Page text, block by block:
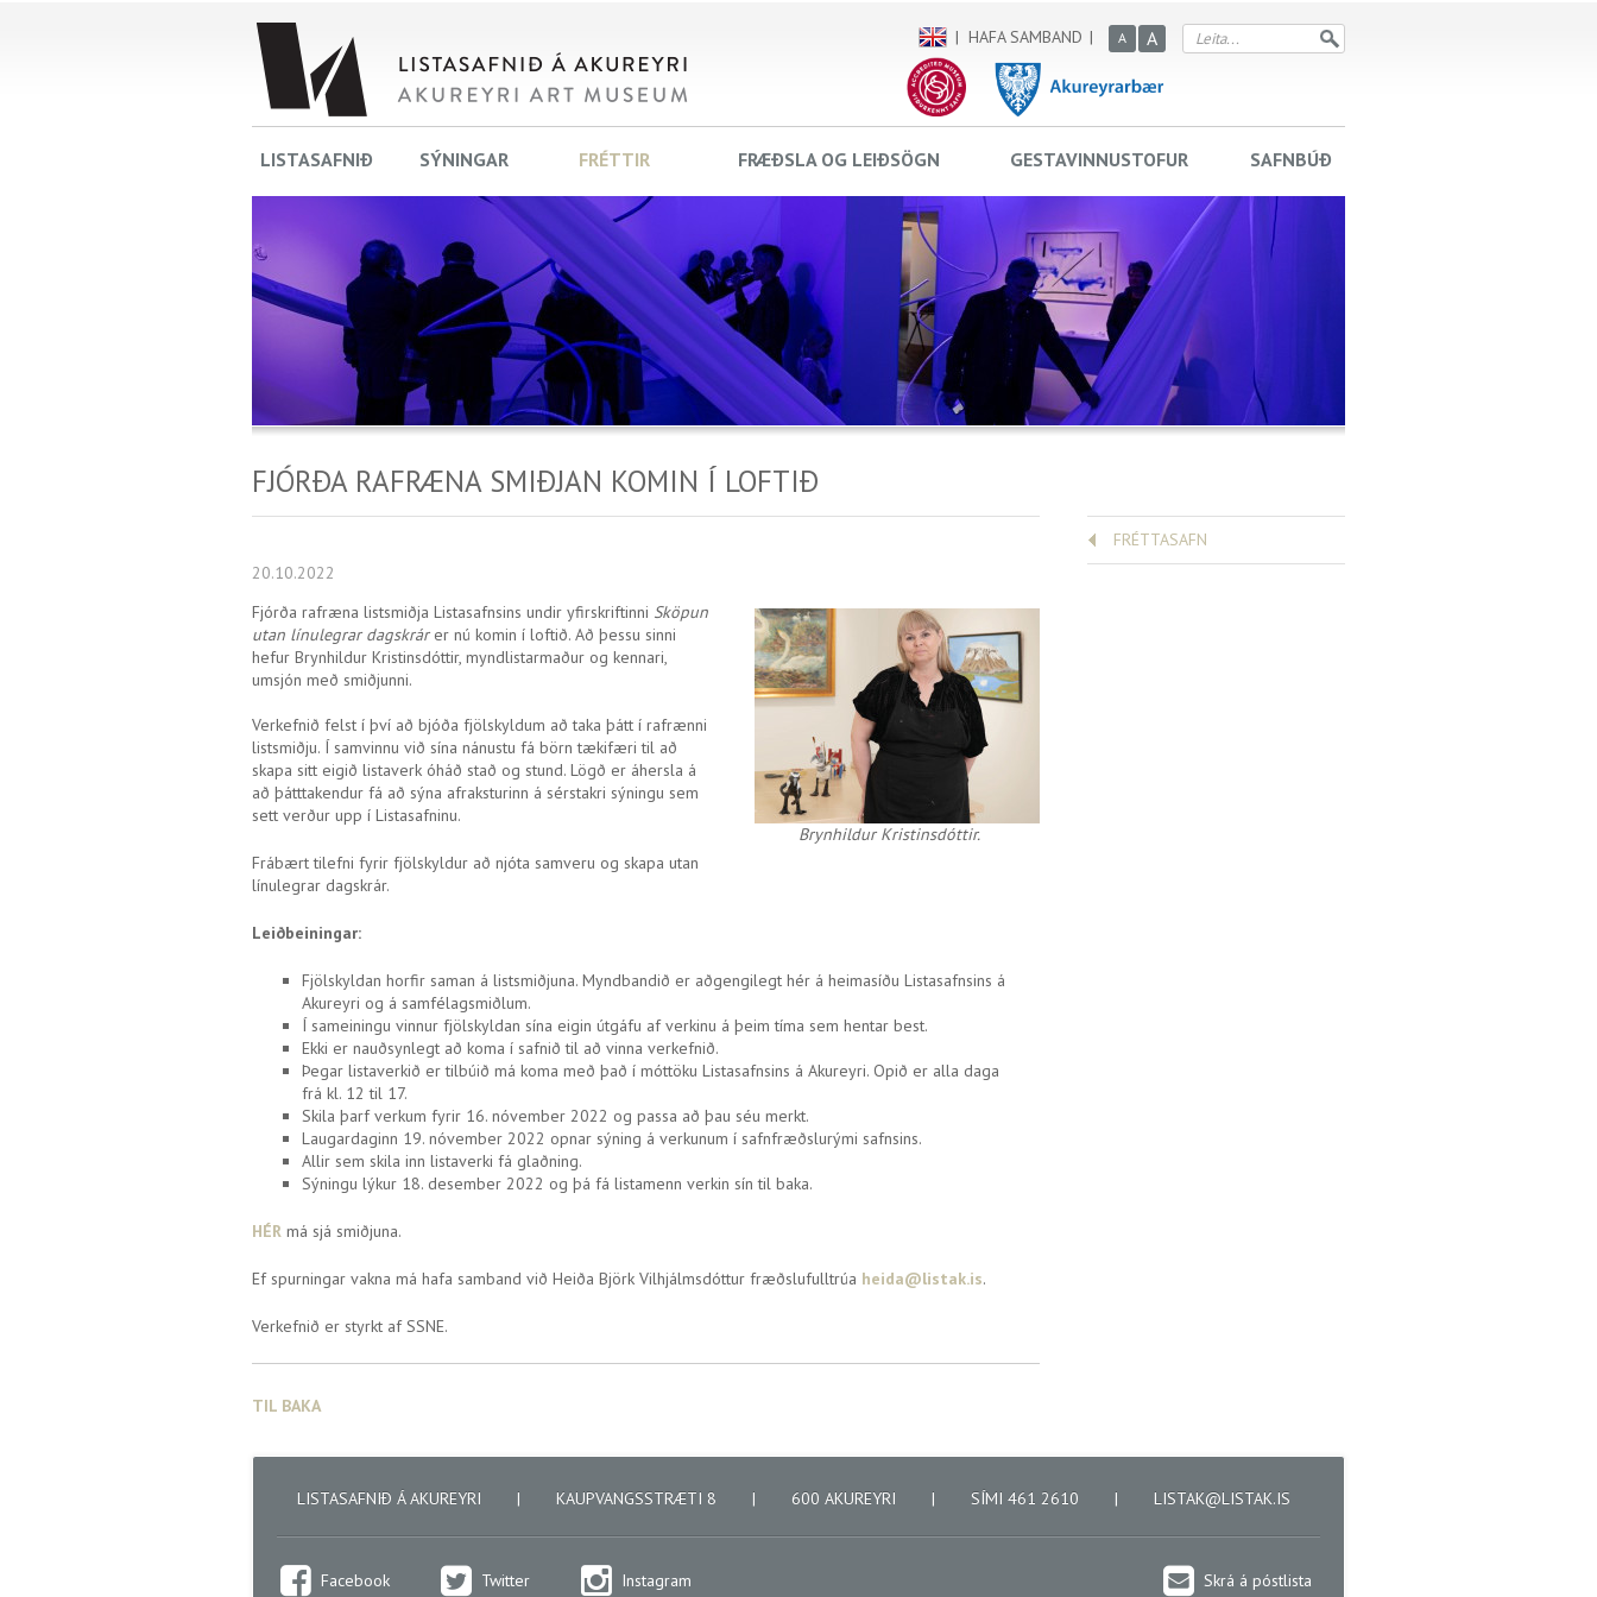
FJÓRÐA RAFRÆNA SMIÐJAN KOMIN Í LOFTIÐ
20.10.2022
Brynhildur Kristinsdóttir.
Fjórða rafræna listsmiðja Listasafnsins undir yfirskriftinni Sköpun
utan línulegrar dagskrárer nú komin í loftið. Að þessu sinni
hefur Brynhildur Kristinsdóttir, myndlistarmaður og kennari,
umsjón með smiðjunni.
Verkefnið felst í því að bjóða fjölskyldum að taka þátt í rafrænni
listsmiðju. Í samvinnu við sína nánustu fá börn tækifæri til að
skapa sitt eigið listaverk óháð stað og stund. Lögð er áhersla á
að þátttakendur fá að sýna afraksturinn á sérstakri sýningu sem
sett verður upp í Listasafninu.
Frábært tilefni fyrir fjölskyldur að njóta samveru og skapa utan
línulegrar dagskrár.
Leiðbeiningar:
Fjölskyldan horfir saman á listsmiðjuna. Myndbandið er aðgengilegt hér á heimasíðu Listasafnsins á
Akureyri og á samfélagsmiðlum.
Í sameiningu vinnur fjölskyldan sína eigin útgáfu af verkinu á þeim tíma sem hentar best.
Ekki er nauðsynlegt að koma í safnið til að vinna verkefnið.
Þegar listaverkið er tilbúið má koma með það í móttöku Listasafnsins á Akureyri. Opið er alla daga
frá kl. 12 til 17.
Skila þarf verkum fyrir 16. nóvember 2022 og passa að þau séu merkt.
Laugardaginn 19. nóvember 2022 opnar sýning á verkunum í safnfræðslurými safnsins.
Allir sem skila inn listaverki fá glaðning.
Sýningu lýkur 18. desember 2022 og þá fá listamenn verkin sín til baka.
HÉR má sjá smiðjuna.
Ef spurningar vakna má hafa samband við Heiða Björk Vilhjálmsdóttur fræðslufulltrúa heida@listak.is.
Verkefnið er styrkt af SSNE.
TIL BAKA
LISTASAFNIÐ SÝNINGAR FRÉTTIR FRÆÐSLA OG LEIÐSÖGN GESTAVINNUSTOFUR SAFNBÚÐ
FRÉTTASAFN
A A
HAFA SAMBAND
LISTASAFNIÐ Á AKUREYRI | KAUPVANGSSTRÆTI 8 | 600 AKUREYRI | SÍMI 461 2610 | LISTAK@LISTAK.IS
Facebook Twitter Instagram Skrá á póstlista